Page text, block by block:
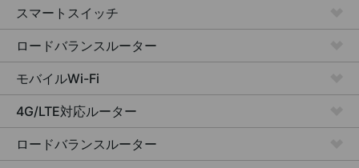
スマートスイッチ
ロードバランスルーター
モバイルWi-Fi
4G/LTE対応ルーター
ロードバランスルーター